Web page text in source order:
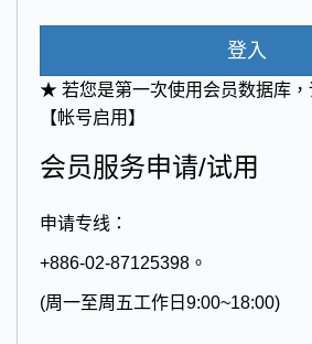
登入
★ 若您是第一次使用会员数据库，
【帐号启用】
会员服务申请/试用
申请专线：
+886-02-87125398。
(周一至周五工作日9:00~18:00)